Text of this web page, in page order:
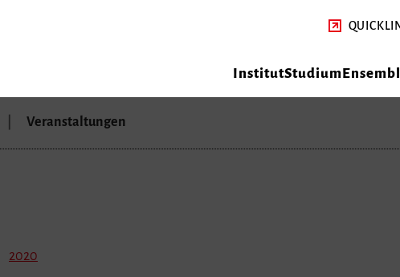
InstitutStudium
Veranstaltungen
2020